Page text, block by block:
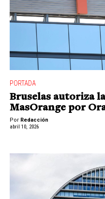
PORTADA
Bruselas autoriza
MasOrange por
Por Redacción
abril 10, 2026